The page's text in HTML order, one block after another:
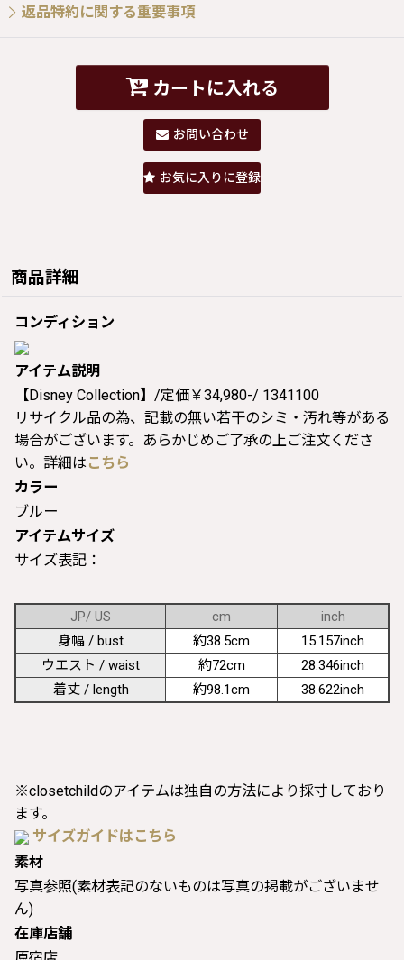
返品特約に関する重要事項
カートに入れる
お問い合わせ
お気に入りに登録
商品詳細
コンディション
アイテム説明
【Disney Collection】/定価￥34,980-/ 1341100
リサイクル品の為、記載の無い若干のシミ・汚れ等がある
場合がございます。あらかじめご了承の上ご注文くださ
い。詳細は こちら
カラー
ブルー
アイテムサイズ
サイズ表記：
JP/ US cm
inch
身幅 / bust
約38.5cm
15.157inch
ウエスト / waist
約72cm
28.346inch
着丈 / length
約98.1cm 38.622inch
※closetchildのアイテムは独自の方法により採寸しており
ます。
サイズガイドはこちら
素材
写真参照(素材表記のないものは写真の掲載がございませ
ん)
在庫店舗